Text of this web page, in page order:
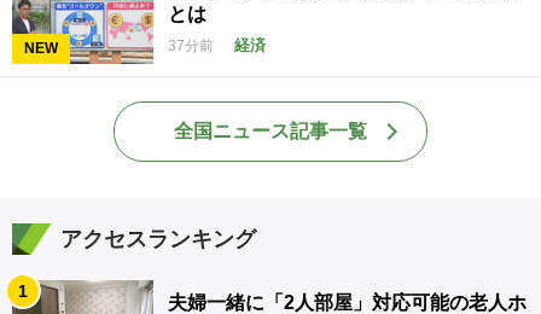
NEW
とは
37分前 経済
全国ニュース記事一覧
アクセスランキング
1
夫婦一緒に「2人部屋」対応可能の老人ホ